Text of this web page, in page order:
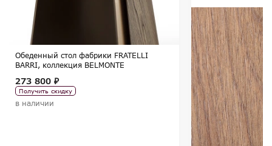
Обеденный стол фабрики FRATELLI
BARRI, коллекция BELMONTE
273 800 ₽
Получить скидку
в наличии